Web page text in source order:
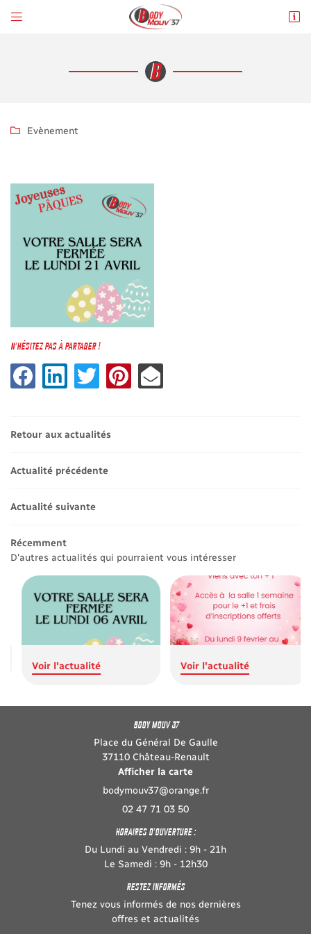

Les Cours
Planning
Contact

RESTEZ
INSCRIPTION
Place du Général De Gaulle
Adresse email de réception
En cochant cette case, vous consentez à recevoir nos propositions commerciales à
l'adresse email indiqué ci-dessus. Vous pouvez vous désinscrire à tout moment en
utilisantle formulaire de désinscription
INSCRIPTION
 Evènement
N'HÉSITEZ PAS À PARTAGER !
Retour aux actualités
Actualité précédente
Actualité suivante
Récemment
D'autres actualités qui pourraient vous intéresser
Voir l'actualité Voir l'actualité
BODY MOUV 37
Place du Général De Gaulle
37110 Château-Renault
Afficher la carte
02 47 71 03 50
HORAIRES D'OUVERTURE :
Du Lundi au Vendredi : 9h - 21h
Le Samedi : 9h - 12h30
RESTEZ INFORMÉS
Tenez vous informés de nos dernières
offres et actualités